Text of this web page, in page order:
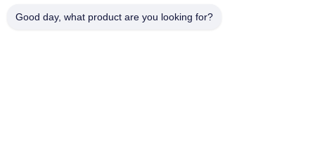
Good day, what product are you looking for?